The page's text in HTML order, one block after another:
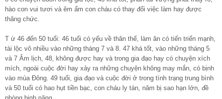
hào con vui tươi và êm ấm con cháu có thay đổi việc làm hay được
thăng chức.
T ừ 46 đến 50 tuổi: 46 tuổi có yếu về thân thể, làm ăn có tiến triển mạnh,
tài lộc vô nhiều vào những tháng 7 và 8. 47 khá tốt, vào những tháng 5
và 7 Âm lịch, 48, không được hay và trong gia đạo hay có chuyện xích
mích, ngoài cuộc đời hay xảy ra những chuyện không may mắn, có bịnh
vào mùa Đông. 49 tuổi, gia đạo và cuộc đời ở trong tình trạng trung bình
và 50 tuổi có hao hụt tiền bạc, con cháu ly tán, năm bị sao hạn lớn, đề
phòng bịnh nặng.